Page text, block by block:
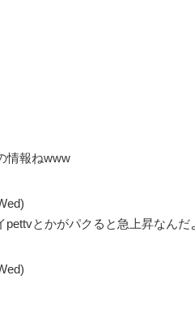
情報ねwww
pettvとかがパクると急上昇なんだ